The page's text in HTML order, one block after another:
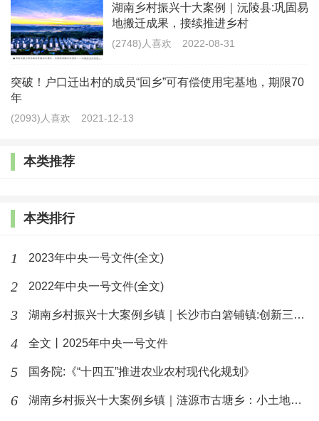
持。
最新文章
刘振伟主编《乡村振兴法律制度概论》
出版
(938)人喜欢
张德军:在清溪村见证七十年乡土巨变
汤志华:探索以农民现代化为导向的乡村治理创新路径
(658)人喜欢 2026-06-06
(3338)人喜欢 2026-02-03
湖南乡村振兴十大案例｜沅陵县:巩固易
地搬迁成果，接续推进乡村
(2748)人喜欢 2022-08-31
突破！户口迁出村的成员“回乡”可有偿使用宅基地，期限70
年
(2093)人喜欢 2021-12-13
本类推荐
本类排行
1 2023年中央一号文件(全文)
2 2022年中央一号文件(全文)
3 湖南乡村振兴十大案例乡镇｜长沙市白箬铺镇:创新三三四模式推进
4 全文丨2025年中央一号文件
5 国务院:《“十四五”推进农业农村现代化规划》
6 湖南乡村振兴十大案例乡镇｜涟源市古塘乡：小土地上谱写乡村振兴